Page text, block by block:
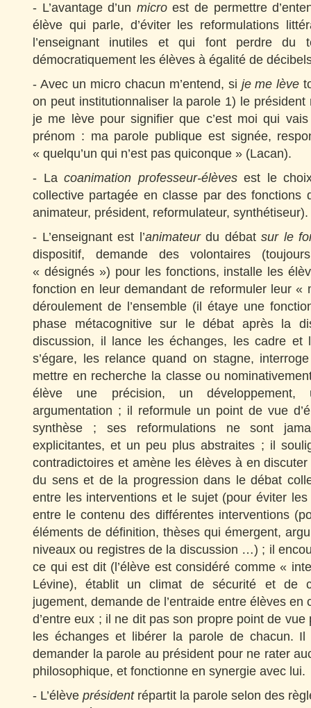
- L’avantage d’un microest de permettre
élève qui parle, d’éviter les reformulations
l’enseignant inutiles et qui font perdre du
démocratiquement les élèves à égalité de
- Avec un micro chacun m’entend, si je me lève
on peut institutionnaliser la parole 1) le
je me lève pour signifier que c’est moi qui
prénom : ma parole publique est signée,
« quelqu’un qui n’est pas quiconque » (Lacan).
- La coanimation professeur-élèves est le
collective partagée en classe par des fonctions
animateur, président, reformulateur, synthétiseur).
- L’enseignant est l’animateurdu débatsur le
dispositif, demande des volontaires
« désignés ») pour les fonctions, installe les
fonction en leur demandant de reformuler leur «
déroulement de l’ensemble (il étaye une
phase métacognitive sur le débat après la
discussion, il lance les échanges, les cadre et
s’égare, les relance quand on stagne,
mettre en recherche la classe ou
élève une précision, un développement,
argumentation ; il reformule un point de vue
synthèse ; ses reformulations ne sont
explicitantes, et un peu plus abstraites ; il
contradictoires et amène les élèves à en
du sens et de la progression dans le débat
entre les interventions et le sujet (pour éviter
entre le contenu des différentes interventions
éléments de définition, thèses qui émergent,
niveaux ou registres de la discussion …) ; il
ce qui est dit (l’élève est considéré comme «
Lévine), établit un climat de sécurité et de
jugement, demande de l’entraide entre élèves en
d’entre eux ; il ne dit pas son propre point de
les échanges et libérer la parole de chacun.
demander la parole au président pour ne rater
philosophique, et fonctionne en synergie avec lui.
- L’élève présidentrépartit la parole selon des